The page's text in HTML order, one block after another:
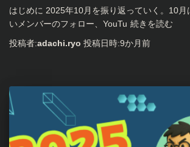
はじめに 2025年10月を振り返っていく。10月
いメンバーのフォロー、YouTu 続きを読む
投稿者:adachi.ryo 投稿日時:9か月前